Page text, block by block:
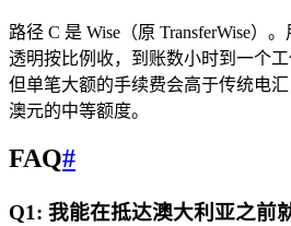
路径 C 是 Wise（原 TransferWise）
透明按比例收，到账数小时到一个工
但单笔大额的手续费会高于传统电
澳元的中等额度。
FAQ#
Q1: 我能在抵达澳大利亚之前